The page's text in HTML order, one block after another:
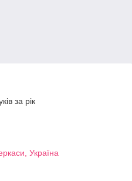
за рік
Україна